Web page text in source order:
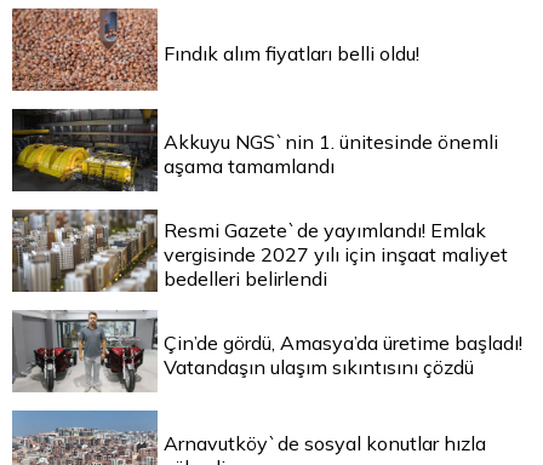
Fındık alım fiyatları belli oldu!
Akkuyu NGS`nin 1. ünitesinde önemli
aşama tamamlandı
Resmi Gazete`de yayımlandı! Emlak
vergisinde 2027 yılı için inşaat maliyet
bedelleri belirlendi
Çin’de gördü, Amasya’da üretime başladı!
Vatandaşın ulaşım sıkıntısını çözdü
Arnavutköy`de sosyal konutlar hızla